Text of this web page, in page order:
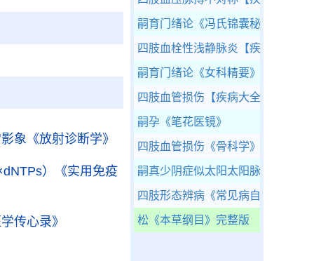
象 《放射诊断学》
） 《实用免疫
传心录》
嗣育门绪论 《冯氏锦囊秘录》
四肢血栓性浅静脉炎 【疾病大全】
嗣育门绪论 《女科精要》
四肢血管损伤 【疾病大全】
嗣孕 《笔花医镜》
四肢血管损伤 《骨科学》
嗣真少阴症似太阳太阳脉似少阴不
四肢形态辨病 《常见病自测》
松 《本草纲目》完整版